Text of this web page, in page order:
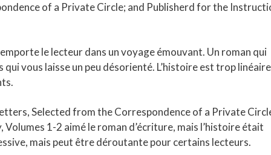
of a Private Circle; and Publisherd for the
le lecteur dans un voyage émouvant. Un roman qui
vous laisse un peu désorienté. L’histoire est trop
Selected from the Correspondence of a Private
1-2 aimé le roman d’écriture, mais l’histoire était
mais peut être déroutante pour certains lecteurs.